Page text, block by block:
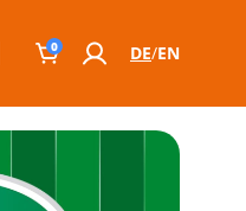
0 DE EN